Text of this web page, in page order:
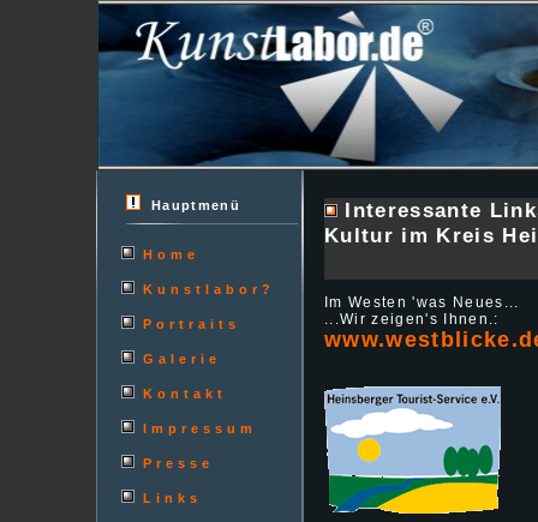
Hauptmenü
Home
Kunstlabor?
Portraits
Galerie
Kontakt
Impressum
Presse
Links
Interessante
Kultur im Kreis
Im Westen 'was Neues...
...Wir zeigen's Ihnen.: